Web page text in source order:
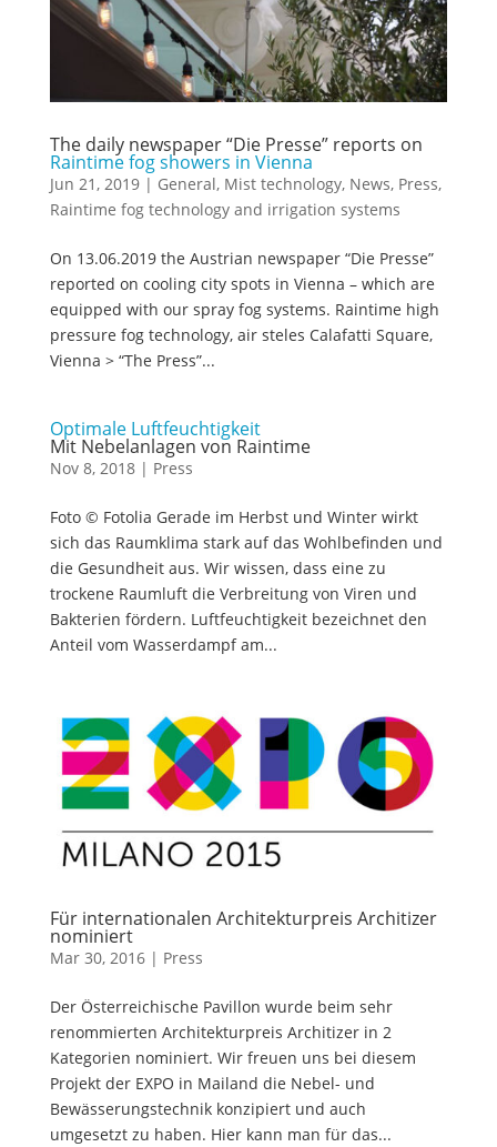
The daily newspaper “Die Presse” reports on
Raintime fog showers in Vienna
Jun 21, 2019| General, Mist technology, News, Press,
Raintime fog technology and irrigation systems
On 13.06.2019 the Austrian newspaper “Die Presse”
reported on cooling city spots in Vienna – which are
equipped with our spray fog systems. Raintime high
pressure fog technology, air steles Calafatti Square,
Vienna > “The Press”...
Optimale Luftfeuchtigkeit
Mit Nebelanlagen von Raintime
Nov 8, 2018| Press
Foto © Fotolia Gerade im Herbst und Winter wirkt
sich das Raumklima stark auf das Wohlbefinden und
die Gesundheit aus. Wir wissen, dass eine zu
trockene Raumluft die Verbreitung von Viren und
Bakterien fördern. Luftfeuchtigkeit bezeichnet den
Anteil vom Wasserdampf am...
Für internationalen Architekturpreis Architizer
nominiert
Mar 30, 2016| Press
Der Österreichische Pavillon wurde beim sehr
renommierten Architekturpreis Architizer in 2
Kategorien nominiert. Wir freuen uns bei diesem
Projekt der EXPO in Mailand die Nebel- und
Bewässerungstechnik konzipiert und auch
umgesetzt zu haben. Hier kann man für das...